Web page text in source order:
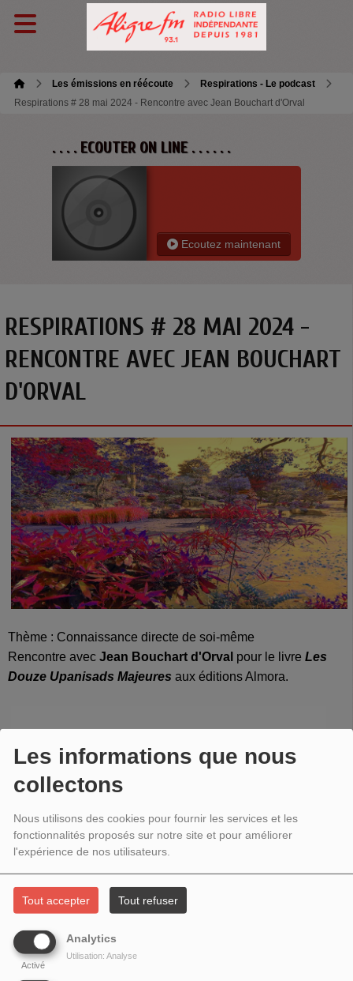
Les informations que nous
collectons
Nous utilisons des cookies pour fournir les services et les
fonctionnalités proposés sur notre site et pour améliorer
l'expérience de nos utilisateurs.
Tout accepter Tout refuser
Analytics
Activé
Utilisation: Analyse
Les émissions en réécoute
Respirations - Le podcast
Respirations # 28 mai 2024 - Rencontre avec Jean Bouchart d'Orval
. . . . ECOUTER ON LINE . . . . . .
Ecoutez maintenant
RESPIRATIONS # 28 MAI 2024 -
RENCONTRE AVEC JEAN BOUCHART
D'ORVAL
Thème : Connaissance directe de soi-même
Rencontre avec Jean Bouchart d'Orval pour le livre Les
Douze Upanisads Majeures aux éditions Almora.